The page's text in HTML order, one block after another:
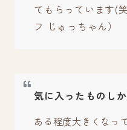
てもらっています(
フ じゅっちゃん）
気に入ったものし
ある程度大きくなっ